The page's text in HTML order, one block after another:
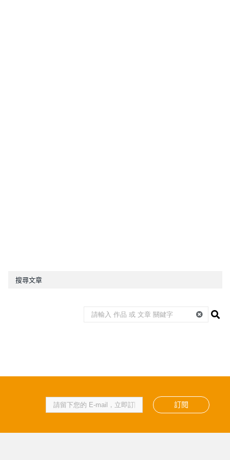
搜尋文章
訂閱